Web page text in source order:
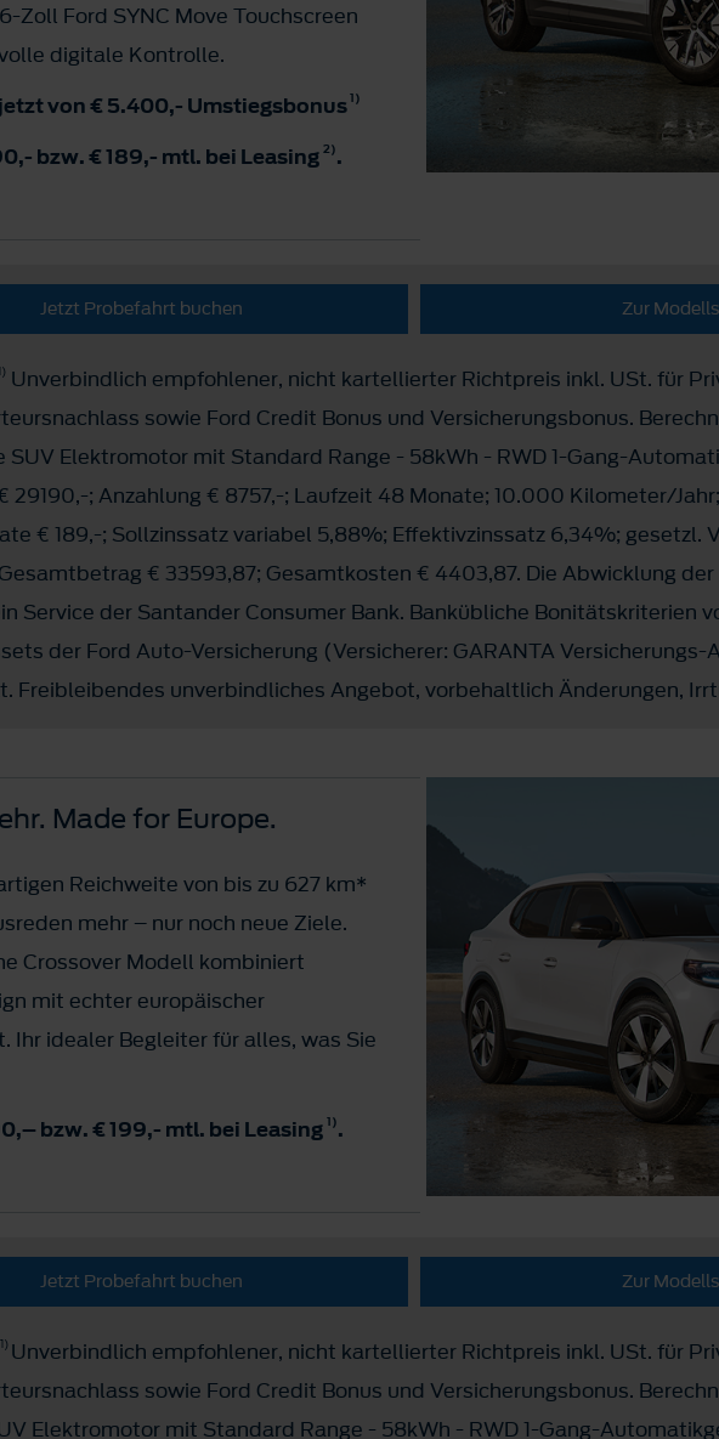
Zoll Ford SYNC Move Touchscreen
digitale Kontrolle.
von € 5.400,- Umstiegsbonus1)
bzw. € 189,- mtl. bei Leasing 2).
Jetzt Probefahrt buchen Zur
Unverbindlich empfohlener, nicht kartellierter Richtpreis inkl. USt. für
sowie Ford Credit Bonus und Versicherungsbonus.
SUV Elektromotor mit Standard Range - 58kWh - RWD 1-Gang-
29190,-; Anzahlung € 8757,-; Laufzeit 48 Monate; 10.000 Kilometer/
€ 189,-; Sollzinssatz variabel 5,88%; Effektivzinssatz 6,34%; gesetzl.
€ 33593,87; Gesamtkosten € 4403,87. Die Abwicklung
Service der Santander Consumer Bank. Bankübliche Bonitätskriterien
der Ford Auto-Versicherung (Versicherer: GARANTA Versicherungs-
Freibleibendes unverbindliches Angebot, vorbehaltlich Änderungen,
Made for Europe.
Reichweite von bis zu 627 km*
mehr – nur noch neue Ziele.
Crossover Modell kombiniert
mit echter europäischer
Ihr idealer Begleiter für alles, was Sie
bzw. € 199,- mtl. bei Leasing 1).
Jetzt Probefahrt buchen Zur
1) Unverbindlich empfohlener, nicht kartellierter Richtpreis inkl. USt. für
sowie Ford Credit Bonus und Versicherungsbonus.
Elektromotor mit Standard Range - 58kWh - RWD 1-Gang-